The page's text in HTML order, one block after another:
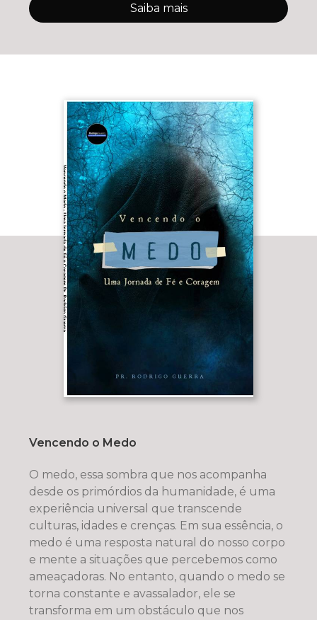
Saiba mais
Vencendo o Medo
O medo, essa sombra que nos acompanha
desde os primórdios da humanidade, é uma
experiência universal que transcende
culturas, idades e crenças. Em sua essência, o
medo é uma resposta natural do nosso corpo
e mente a situações que percebemos como
ameaçadoras. No entanto, quando o medo se
torna constante e avassalador, ele se
transforma em um obstáculo que nos